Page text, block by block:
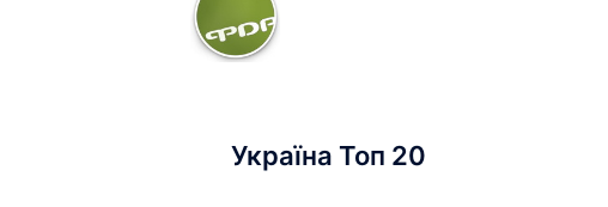
Україна Топ 20